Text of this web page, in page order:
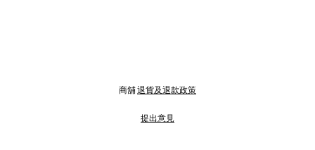
商舖退貨及退款政策
提出意見